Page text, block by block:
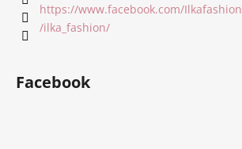
https://www.facebook.com/Ilkafashion
/ilka_fashion/
Facebook